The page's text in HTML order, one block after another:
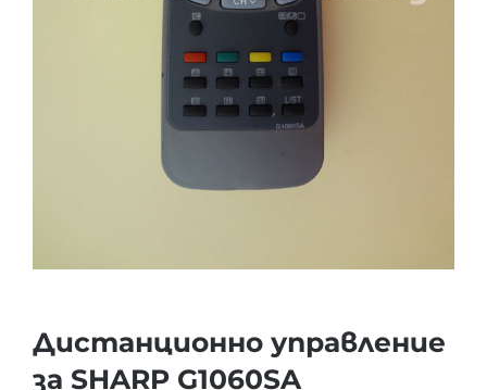
Дистанционно управление
за SHARP G1060SA